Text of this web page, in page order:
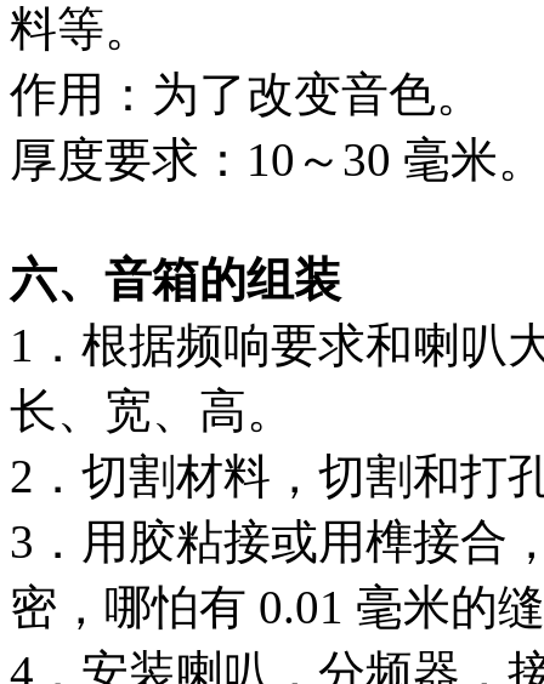
料等。
作用：为了改变音色。
厚度要求：10～30 毫米。
六、音箱的组装
1．根据频响要求和喇叭
长、宽、高。
2．切割材料，切割和打
3．用胶粘接或用榫接合
密，哪怕有 0.01 毫米的
4．安装喇叭，分频器，